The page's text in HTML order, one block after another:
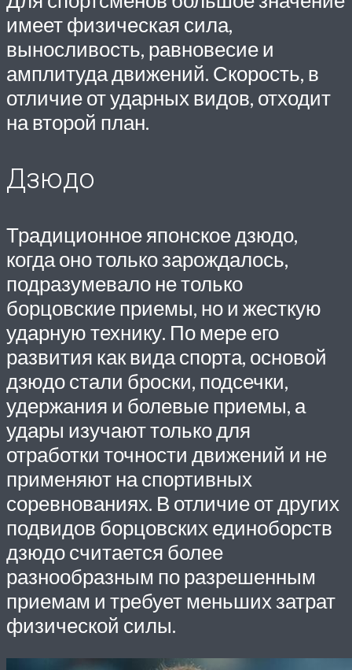
имеет физическая сила,
выносливость, равновесие и
амплитуда движений. Скорость, в
отличие от ударных видов, отходит
на второй план.
Дзюдо
Традиционное японское дзюдо,
когда оно только зарождалось,
подразумевало не только
борцовские приемы, но и жесткую
ударную технику. По мере его
развития как вида спорта, основой
дзюдо стали броски, подсечки,
удержания и болевые приемы, а
удары изучают только для
отработки точности движений и не
применяют на спортивных
соревнованиях. В отличие от других
подвидов борцовских единоборств
дзюдо считается более
разнообразным по разрешенным
приемам и требует меньших затрат
физической силы.